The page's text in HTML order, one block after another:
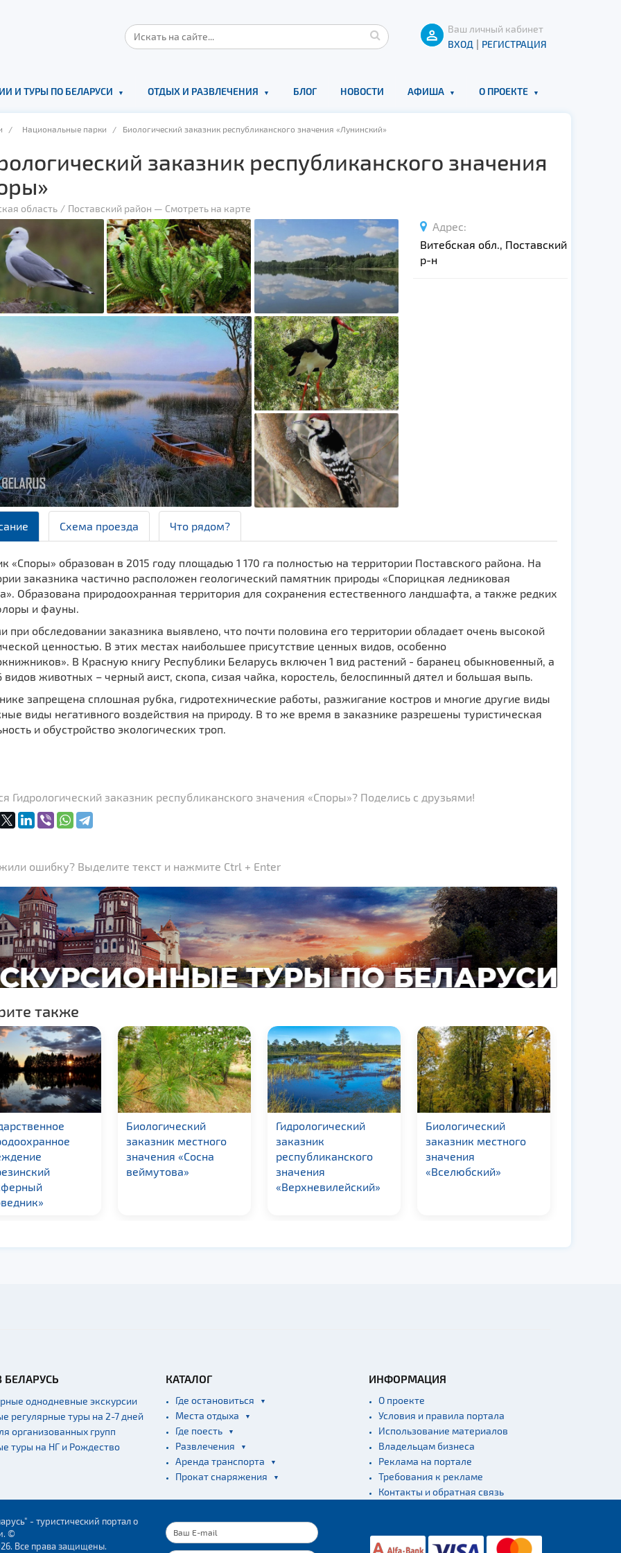
Ваш личный кабинет
ВХОД | РЕГИСТРАЦИЯ
И ТУРЫ ПО БЕЛАРУСИ ОТДЫХ И РАЗВЛЕЧЕНИЯ БЛОГ НОВОСТИ АФИША О ПРОЕКТЕ
/ Национальные парки / Биологический заказник республиканского значения «Лунинский»
заказник республиканского значения
область Поставский район — Смотреть на карте
Адрес:
Витебская обл., Поставский
р-н
Схема проезда Что рядом?
«Споры» образован в 2015 году площадью 1 170 га полностью на территории Поставского района. На
заказника частично расположен геологический памятник природы «Спорицкая ледниковая
Образована природоохранная территория для сохранения естественного ландшафта, а также редких
и фауны.
при обследовании заказника выявлено, что почти половина его территории обладает очень высокой
ценностью. В этих местах наибольшее присутствие ценных видов, особенно
В Красную книгу Республики Беларусь включен 1 вид растений - баранец обыкновенный, а
видов животных – черный аист, скопа, сизая чайка, коростель, белоспинный дятел и большая выпь.
запрещена сплошная рубка, гидротехнические работы, разжигание костров и многие другие виды
виды негативного воздействия на природу. В то же время в заказнике разрешены туристическая
и обустройство экологических троп.
Гидрологический заказник республиканского значения «Споры»? Поделись с друзьями!
ошибку? Выделите текст и нажмите Ctrl + Enter
также
Биологический
заказник местного
значения «Сосна
веймутова»
Гидрологический
заказник
республиканского
значения
«Верхневилейский»
Биологический
заказник местного
значения
«Вселюбский»
БЕЛАРУСЬ
однодневные экскурсии
регулярные туры на 2-7 дней
организованных групп
туры на НГ и Рождество
КАТАЛОГ
Где остановиться
Места отдыха
Где поесть
Развлечения
Аренда транспорта
Прокат снаряжения
ИНФОРМАЦИЯ
О проекте
Условия и правила портала
Использование материалов
Владельцам бизнеса
Реклама на портале
Требования к рекламе
Контакты и обратная связь
- туристический портал о
©
Все права защищены.